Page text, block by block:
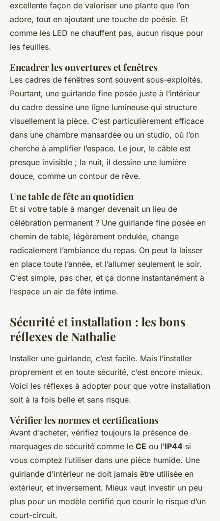
excellente façon de valoriser une plante que l’on
adore, tout en ajoutant une touche de poésie. Et
comme les LED ne chauffent pas, aucun risque pour
les feuilles.
Encadrer les ouvertures et fenêtres
Les cadres de fenêtres sont souvent sous-exploités.
Pourtant, une guirlande fine posée juste à l’intérieur
du cadre dessine une ligne lumineuse qui structure
visuellement la pièce. C’est particulièrement efficace
dans une chambre mansardée ou un studio, où l’on
cherche à amplifier l’espace. Le jour, le câble est
presque invisible ; la nuit, il dessine une lumière
douce, comme un contour de rêve.
Une table de fête au quotidien
Et si votre table à manger devenait un lieu de
célébration permanent ? Une guirlande fine posée en
chemin de table, légèrement ondulée, change
radicalement l’ambiance du repas. On peut la laisser
en place toute l’année, et l’allumer seulement le soir.
C’est simple, pas cher, et ça donne instantanément à
l’espace un air de fête intime.
Sécurité et installation : les bons
réflexes de Nathalie
Installer une guirlande, c’est facile. Mais l’installer
proprement et en toute sécurité, c’est encore mieux.
Voici les réflexes à adopter pour que votre installation
soit à la fois belle et sans risque.
Vérifier les normes et certifications
Avant d’acheter, vérifiez toujours la présence de
marquages de sécurité comme le CE ou l’IP44 si
vous comptez l’utiliser dans une pièce humide. Une
guirlande d’intérieur ne doit jamais être utilisée en
extérieur, et inversement. Mieux vaut investir un peu
plus pour un modèle certifié que courir le risque d’un
court-circuit.